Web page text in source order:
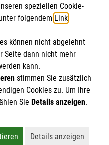
|Datenschutz
| Sharepoint|Mediathek
speziellen Cookie-
folgendem Link.
können nicht abgelehnt
Seite dann nicht mehr
kann.
stimmen Sie zusätzlich
Cookies zu. Um Ihre
Sie Details anzeigen.
Details anzeigen